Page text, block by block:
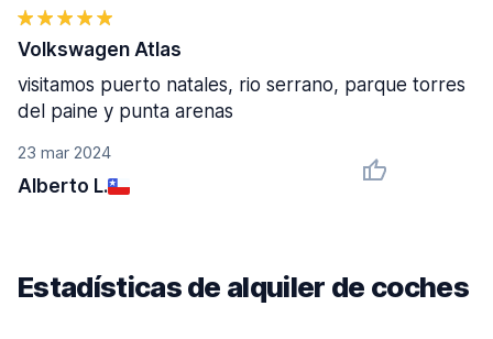
23 mar 2024
Alberto L.
Volkswagen Atlas
visitamos puerto natales, rio serrano, parque torres
del paine y punta arenas
Estadísticas de alquiler de coches